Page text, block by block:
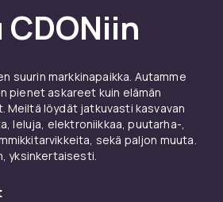
suurin markkinapaikka. Autamme
pienet askareet kuin elämän
Meiltä löydät jatkuvasti kasvavan
leluja, elektroniikkaa, puutarha-,
sekä paljon muuta.
yksinkertaisesti.